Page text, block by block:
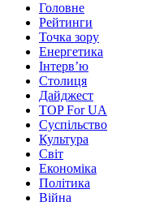
Головне
Рейтинги
Точка зору
Енергетика
Інтерв’ю
Столиця
Дайджест
TOP For UA
Суспiльство
Культура
Світ
Економіка
Політика
Війна